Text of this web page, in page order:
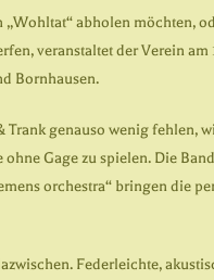
abholen möchten,
veranstaltet der Verein am
Bornhausen.
Trank genauso wenig fehlen,
Gage zu spielen. Die
orchestra“ bringen die
Federleichte,